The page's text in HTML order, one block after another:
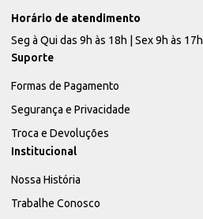
Horário de atendimento
Seg à Qui das 9h às 18h | Sex 9h às 17h
Suporte
Formas de Pagamento
Segurança e Privacidade
Troca e Devoluções
Institucional
Nossa História
Trabalhe Conosco